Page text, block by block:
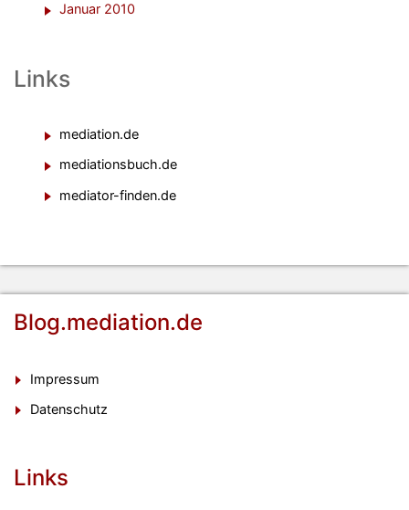
Januar 2010
Links
mediation.de
mediationsbuch.de
mediator-finden.de
Blog.mediation.de
Impressum
Datenschutz
Links